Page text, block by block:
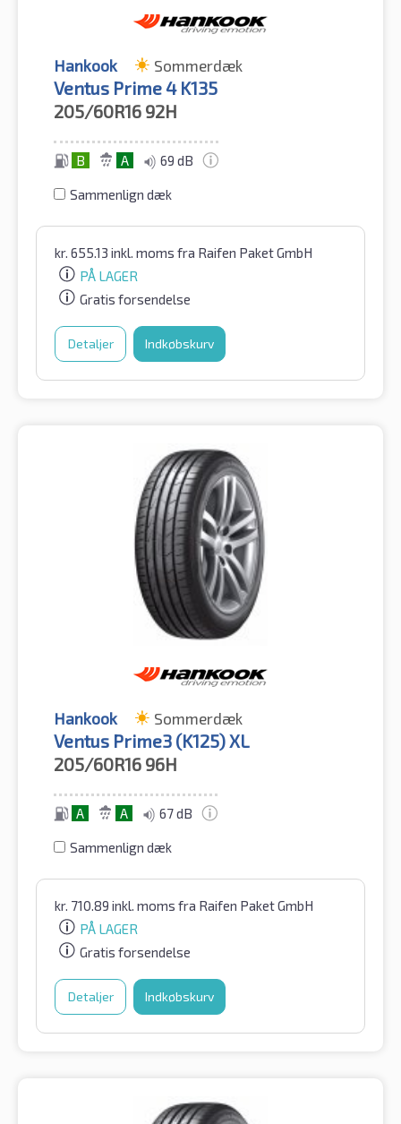
Hankook Sommerdæk
Ventus Prime 4 K135
205/60R16 92H
B A 69 dB
Sammenlign dæk
kr. 655.13 inkl. moms fra Raifen Paket GmbH
PÅ LAGER
Gratis forsendelse
Detaljer Indkøbskurv
Hankook Sommerdæk
Ventus Prime3 (K125) XL
205/60R16 96H
A A 67 dB
Sammenlign dæk
kr. 710.89 inkl. moms fra Raifen Paket GmbH
PÅ LAGER
Gratis forsendelse
Detaljer Indkøbskurv